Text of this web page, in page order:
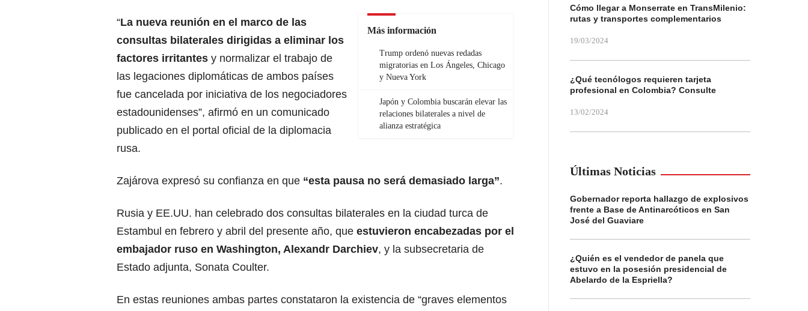
Más información
Trump ordenó nuevas redadas
migratorias en Los Ángeles, Chicago
y Nueva York
Japón y Colombia buscarán elevar las
relaciones bilaterales a nivel de
alianza estratégica
“La nueva reunión en el marco de las
consultas bilaterales dirigidas a eliminar los
factores irritantes y normalizar el trabajo de
las legaciones diplomáticas de ambos países
fue cancelada por iniciativa de los negociadores
estadounidenses”, afirmó en un comunicado
publicado en el portal oficial de la diplomacia
rusa.
Zajárova expresó su confianza en que “esta pausa no será demasiado larga”.
Rusia y EE.UU. han celebrado dos consultas bilaterales en la ciudad turca de
Estambul en febrero y abril del presente año, que estuvieron encabezadas por el
embajador ruso en Washington, Alexandr Darchiev, y la subsecretaria de
Estado adjunta, Sonata Coulter.
En estas reuniones ambas partes constataron la existencia de “graves elementos
Cómo llegar a Monserrate en TransMilenio:
rutas y transportes complementarios
19/03/2024
¿Qué tecnólogos requieren tarjeta
profesional en Colombia? Consulte
13/02/2024
Últimas Noticias
Gobernador reporta hallazgo de explosivos
frente a Base de Antinarcóticos en San
José del Guaviare
¿Quién es el vendedor de panela que
estuvo en la posesión presidencial de
Abelardo de la Espriella?